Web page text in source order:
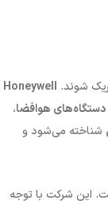
شوند. Honeywell
دستگاه‌های هوافضا،
شناخته می‌شود و
این شرکت با توجه